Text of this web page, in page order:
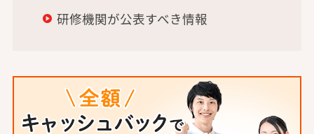
研修機関が公表すべき情報